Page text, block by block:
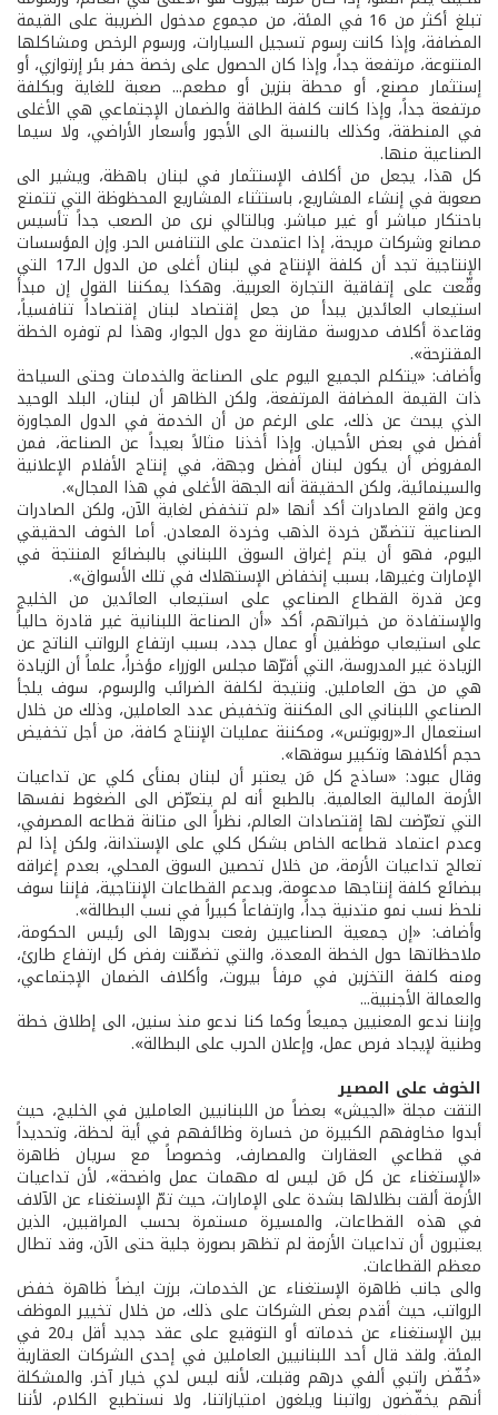
تبلغ أكثر من 16 في المئة، من مجموع مدخول الضريبة على القيمة
المضافة، وإذا كانت رسوم تسجيل السيارات، ورسوم الرخص ومشاكلها
المتنوعة، مرتفعة جداً، وإذا كان الحصول على رخصة حفر بئر إرتوازي، أو
إستثمار مصنع، أو محطة بنزين أو مطعم... صعبة للغاية وبكلفة
مرتفعة جداً، وإذا كانت كلفة الطاقة والضمان الإجتماعي هي الأغلى
في المنطقة، وكذلك بالنسبة الى الأجور وأسعار الأراضي، ولا سيما
الصناعية منها.
كل هذا، يجعل من أكلاف الإستثمار في لبنان باهظة، ويشير الى
صعوبة في إنشاء المشاريع، باستثناء المشاريع المحظوظة التي تتمتع
باحتكار مباشر أو غير مباشر. وبالتالي نرى من الصعب جداً تأسيس
مصانع وشركات مريحة، إذا اعتمدت على التنافس الحر. وإن المؤسسات
الإنتاجية تجد أن كلفة الإنتاج في لبنان أغلى من الدول الـ17 التي
وقّعت على إتفاقية التجارة العربية. وهكذا يمكننا القول إن مبدأ
استيعاب العائدين يبدأ من جعل إقتصاد لبنان إقتصاداً تنافسياً،
وقاعدة أكلاف مدروسة مقارنة مع دول الجوار، وهذا لم توفره الخطة
المقترحة».
وأضاف: «يتكلم الجميع اليوم على الصناعة والخدمات وحتى السياحة
ذات القيمة المضافة المرتفعة، ولكن الظاهر أن لبنان، البلد الوحيد
الذي يبحث عن ذلك، على الرغم من أن الخدمة في الدول المجاورة
أفضل في بعض الأحيان. وإذا أخذنا مثالاً بعيداً عن الصناعة، فمن
المفروض أن يكون لبنان أفضل وجهة، في إنتاج الأفلام الإعلانية
والسينمائية، ولكن الحقيقة أنه الجهة الأغلى في هذا المجال».
وعن واقع الصادرات أكد أنها «لم تنخفض لغاية الآن، ولكن الصادرات
الصناعية تتضمّن خردة الذهب وخردة المعادن. أما الخوف الحقيقي
اليوم، فهو أن يتم إغراق السوق اللبناني بالبضائع المنتجة في
الإمارات وغيرها، بسبب إنخفاض الإستهلاك في تلك الأسواق».
وعن قدرة القطاع الصناعي على استيعاب العائدين من الخليج
والإستفادة من خبراتهم، أكد «أن الصناعة اللبنانية غير قادرة حالياً
على استيعاب موظفين أو عمال جدد، بسبب ارتفاع الرواتب الناتج عن
الزيادة غير المدروسة، التي أقرّها مجلس الوزراء مؤخراً، علماً أن الزيادة
هي من حق العاملين. ونتيجة لكلفة الضرائب والرسوم، سوف يلجأ
الصناعي اللبناني الى المكننة وتخفيض عدد العاملين، وذلك من خلال
استعمال الـ«روبوتس»، ومكننة عمليات الإنتاج كافة، من أجل تخفيض
حجم أكلافها وتكبير سوقها».
وقال عبود: «ساذج كل مَن يعتبر أن لبنان بمنأى كلي عن تداعيات
الأزمة المالية العالمية. بالطبع أنه لم يتعرّض الى الضغوط نفسها
التي تعرّضت لها إقتصادات العالم، نظراً الى متانة قطاعه المصرفي،
وعدم اعتماد قطاعه الخاص بشكل كلي على الإستدانة، ولكن إذا لم
تعالج تداعيات الأزمة، من خلال تحصين السوق المحلي، بعدم إغراقه
ببضائع كلفة إنتاجها مدعومة، وبدعم القطاعات الإنتاجية، فإننا سوف
نلحظ نسب نمو متدنية جداً، وارتفاعاً كبيراً في نسب البطالة».
وأضاف: «إن جمعية الصناعيين رفعت بدورها الى رئيس الحكومة،
ملاحظاتها حول الخطة المعدة، والتي تضمّنت رفض كل ارتفاع طارئ،
ومنه كلفة التخزين في مرفأ بيروت، وأكلاف الضمان الإجتماعي،
والعمالة الأجنبية...
وإننا ندعو المعنيين جميعاً وكما كنا ندعو منذ سنين، الى إطلاق خطة
وطنية لإيجاد فرص عمل، وإعلان الحرب على البطالة».
الخوف على المصير
التقت مجلة «الجيش» بعضاً من اللبنانيين العاملين في الخليج، حيث
أبدوا مخاوفهم الكبيرة من خسارة وظائفهم في أية لحظة، وتحديداً
في قطاعي العقارات والمصارف، وخصوصاً مع سريان ظاهرة
«الإستغناء عن كل مَن ليس له مهمات عمل واضحة»، لأن تداعيات
الأزمة ألقت بظلالها بشدة على الإمارات، حيث تمّ الإستغناء عن الآلاف
في هذه القطاعات، والمسيرة مستمرة بحسب المراقبين، الذين
يعتبرون أن تداعيات الأزمة لم تظهر بصورة جلية حتى الآن، وقد تطال
معظم القطاعات.
والى جانب ظاهرة الإستغناء عن الخدمات، برزت ايضاً ظاهرة خفض
الرواتب، حيث أقدم بعض الشركات على ذلك، من خلال تخيير الموظف
بين الإستغناء عن خدماته أو التوقيع على عقد جديد أقل بـ20 في
المئة. ولقد قال أحد اللبنانيين العاملين في إحدى الشركات العقارية
«خُفّض راتبي ألفي درهم وقبلت، لأنه ليس لدي خيار آخر. والمشكلة
أنهم يخفّضون رواتبنا ويلغون امتيازاتنا، ولا نستطيع الكلام، لأننا